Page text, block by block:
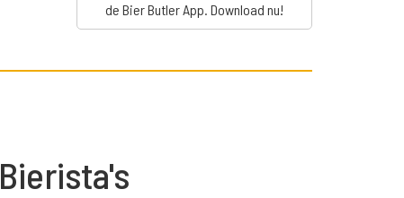
de Bier Butler App. Download nu!
Bierista's